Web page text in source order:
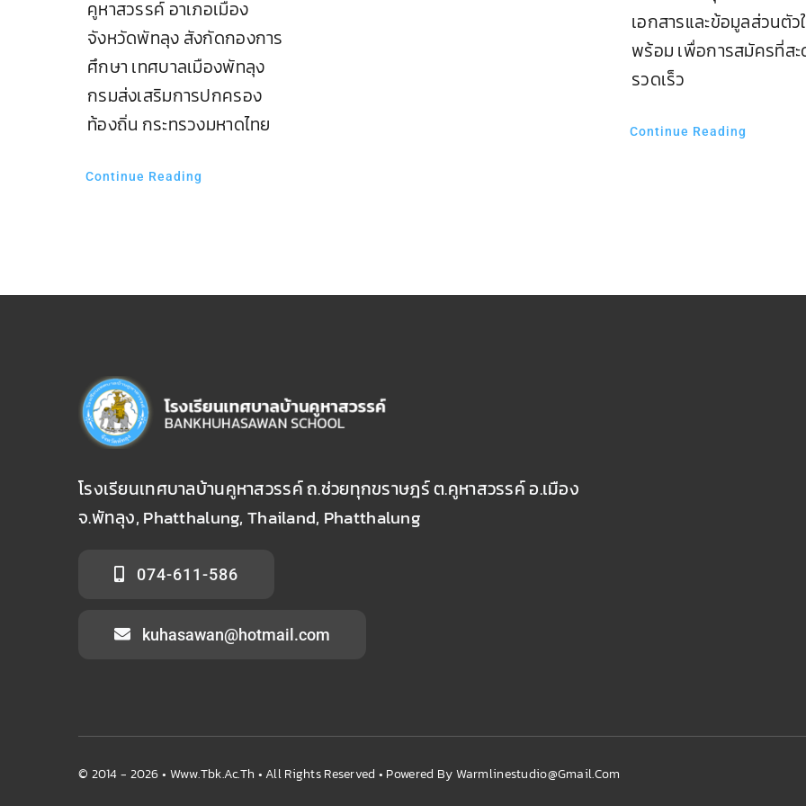
คูหาสวรรค์ อาเภอเมือง
จังหวัดพัทลุง สังกัดกองการ
ศึกษา เทศบาลเมืองพัทลุง
กรมส่งเสริมการปกครอง
ท้องถิ่น กระทรวงมหาดไทย
Continue Reading
เอกสารและข้อมูลส่วนตัว
พร้อม เพื่อการสมัครที่ส
รวดเร็ว
Continue Reading
โรงเรียนเทศบาลบ้านคูหาสวรรค์ ถ.ช่วยทุกขราษฎร์ ต.คูหาสวรรค์ อ.เมือง
จ.พัทลุง, Phatthalung, Thailand, Phatthalung
074-611-586
kuhasawan@hotmail.com
© 2014 - 2026 • Www.tbk.ac.th • All Rights Reserved • Powered ByWarmlinestudio@gmail.com